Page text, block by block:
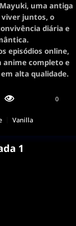
uma antiga
viver juntos, o
diária e
episódios online,
anime completo e
alta qualidade.
0
Vanilla
1